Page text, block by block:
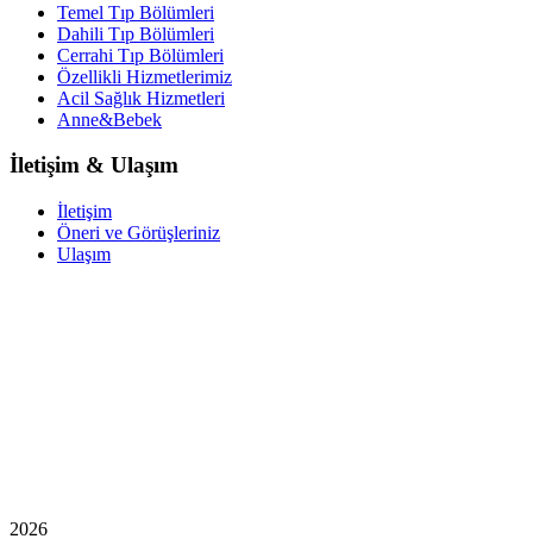
Temel Tıp Bölümleri
Dahili Tıp Bölümleri
Cerrahi Tıp Bölümleri
Özellikli Hizmetlerimiz
Acil Sağlık Hizmetleri
Anne&Bebek
İletişim & Ulaşım
İletişim
Öneri ve Görüşleriniz
Ulaşım
2026